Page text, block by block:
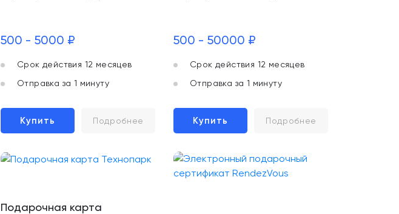
500 - 5000 ₽
Срок действия 12 месяцев
Отправка за 1 минуту
Купить Подробнее
500 - 50000 ₽
Срок действия 12 месяцев
Отправка за 1 минуту
Купить Подробнее
Подарочная карта